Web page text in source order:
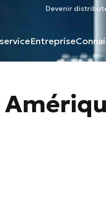
Devenir
Entreprise